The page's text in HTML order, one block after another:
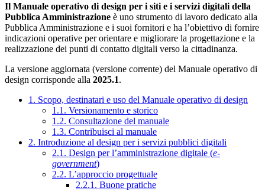
Il Manuale operativo di design per i siti e i servizi digitali della
Pubblica Amministrazione è uno strumento di lavoro dedicato alla
Pubblica Amministrazione e i suoi fornitori e ha l’obiettivo di fornire
indicazioni operative per orientare e migliorare la progettazione e la
realizzazione dei punti di contatto digitali verso la cittadinanza.
La versione aggiornata (versione corrente) del Manuale operativo di
design corrisponde alla 2025.1.
1. Scopo, destinatari e uso del Manuale operativo di design
1.1. Versionamento e storico
1.2. Consultazione del manuale
1.3. Contribuisci al manuale
2. Introduzione al design per i servizi pubblici digitali
2.1. Design per l’amministrazione digitale (e-
government)
2.2. L’approccio progettuale
2.2.1. Buone pratiche